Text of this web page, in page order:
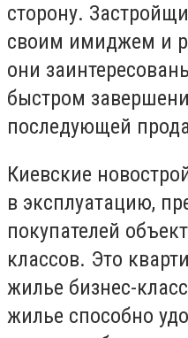
сторону.
своим имиджем и
они
быстром
последующей
Киевские
в эксплуатацию,
покупателей
классов. Это
жилье бизнес-
жилье способно